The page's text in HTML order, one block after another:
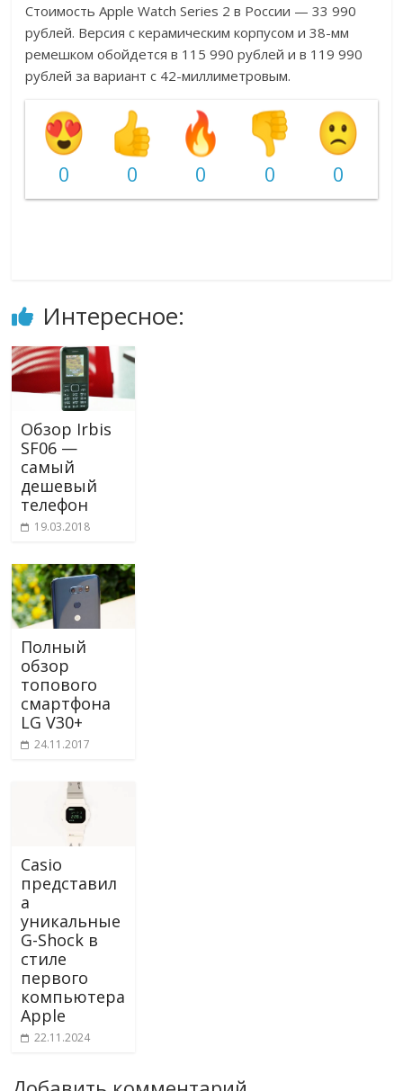
Стоимость Apple Watch Series 2 в России — 33 990
рублей. Версия с керамическим корпусом и 38-мм
ремешком обойдется в 115 990 рублей и в 119 990
рублей за вариант с 42-миллиметровым.
0 0 0 0 0
Интересное:
Обзор Irbis
SF06 —
самый
дешевый
телефон
19.03.2018
Полный
обзор
топового
смартфона
LG V30+
24.11.2017
Casio
представил
а
уникальные
G-Shock в
стиле
первого
компьютера
Apple
22.11.2024